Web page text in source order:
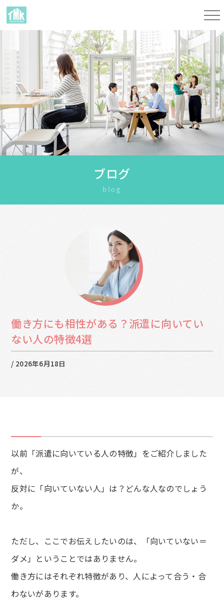
ブログ
blog
働き方にも相性がある？派遣に向いてい
ない人の特徴4選
/ 2026年6月18日
以前「派遣に向いている人の特徴」をご紹介しました
が、
反対に「向いていない人」は？どんな人なのでしょう
か。
ただし、ここでお伝えしたいのは、「向いていない＝
ダメ」ということではありません。
働き方にはそれぞれ特徴があり、人によって合う・合
わないがあります。